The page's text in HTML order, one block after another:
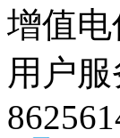
增值电
用户